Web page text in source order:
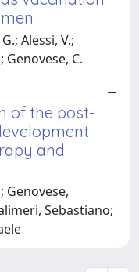
Alessi, V.;
Genovese, C.
of the post-
and
Genovese,
Sebastiano;